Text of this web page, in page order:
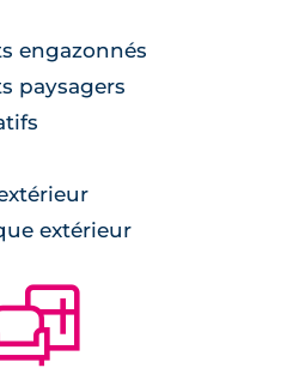
engazonnés
paysagers
extérieur